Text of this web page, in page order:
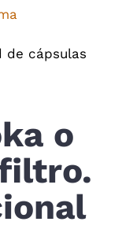
de cápsulas
o